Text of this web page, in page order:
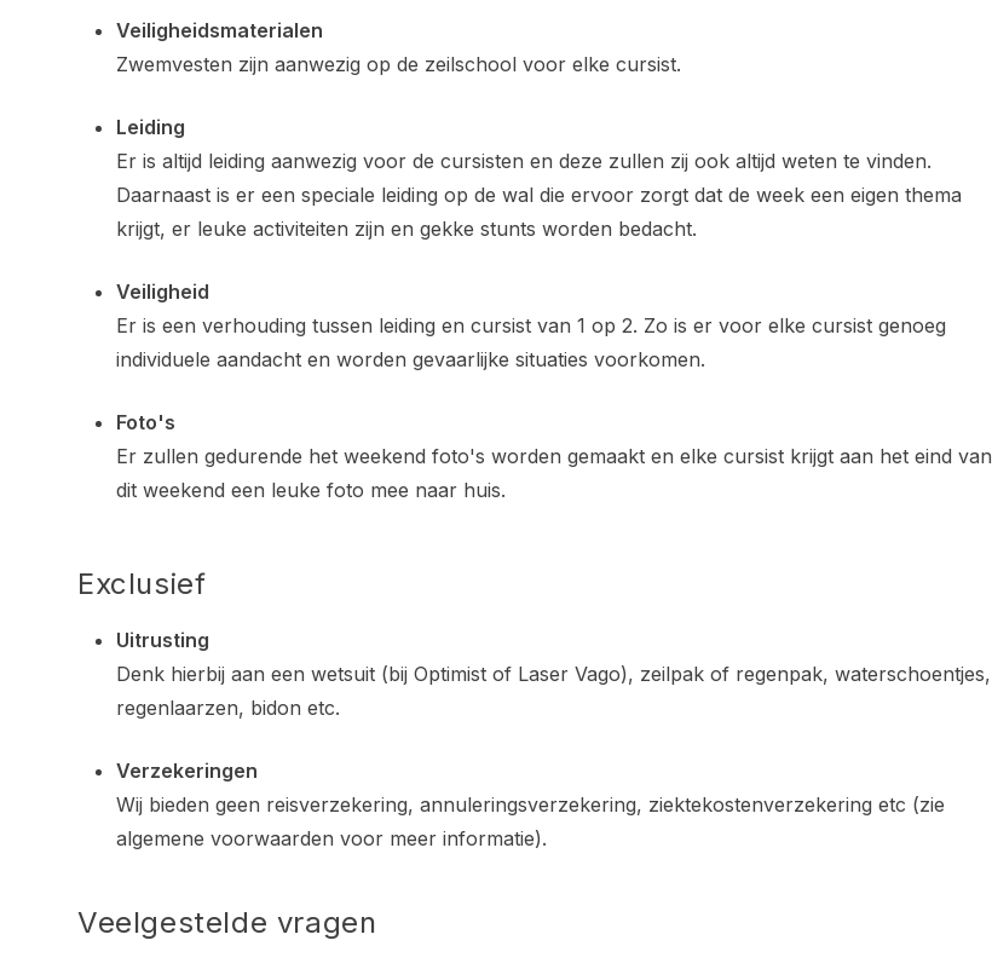
Veiligheidsmaterialen
Zwemvesten zijn aanwezig op de zeilschool voor elke cursist.
Leiding
Er is altijd leiding aanwezig voor de cursisten en deze zullen zij ook altijd weten te vinden.
Daarnaast is er een speciale leiding op de wal die ervoor zorgt dat de week een eigen thema
krijgt, er leuke activiteiten zijn en gekke stunts worden bedacht.
Veiligheid
Er is een verhouding tussen leiding en cursist van 1 op 2. Zo is er voor elke cursist genoeg
individuele aandacht en worden gevaarlijke situaties voorkomen.
Foto's
Er zullen gedurende het weekend foto's worden gemaakt en elke cursist krijgt aan het eind van
dit weekend een leuke foto mee naar huis.
Exclusief
Uitrusting
Denk hierbij aan een wetsuit (bij Optimist of Laser Vago), zeilpak of regenpak, waterschoentjes,
regenlaarzen, bidon etc.
Verzekeringen
Wij bieden geen reisverzekering, annuleringsverzekering, ziektekostenverzekering etc (zie
algemene voorwaarden voor meer informatie).
Veelgestelde vragen